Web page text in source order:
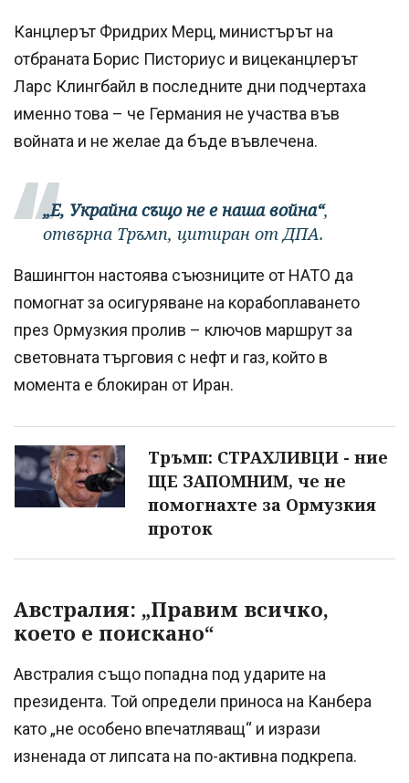
Канцлерът Фридрих Мерц, министърът на
отбраната Борис Писториус и вицеканцлерът
Ларс Клингбайл в последните дни подчертаха
именно това – че Германия не участва във
войната и не желае да бъде въвлечена.
„Е, Украйна също не е наша война“,
отвърна Тръмп, цитиран от ДПА.
Вашингтон настоява съюзниците от НАТО да
помогнат за осигуряване на корабоплаването
през Ормузкия пролив – ключов маршрут за
световната търговия с нефт и газ, който в
момента е блокиран от Иран.
Тръмп: СТРАХЛИВЦИ - ние
ЩЕ ЗАПОМНИМ, че не
помогнахте за Ормузкия
проток
Австралия: „Правим всичко,
което е поискано“
Австралия също попадна под ударите на
президента. Той определи приноса на Канбера
като „не особено впечатляващ“ и изрази
изненада от липсата на по-активна подкрепа.